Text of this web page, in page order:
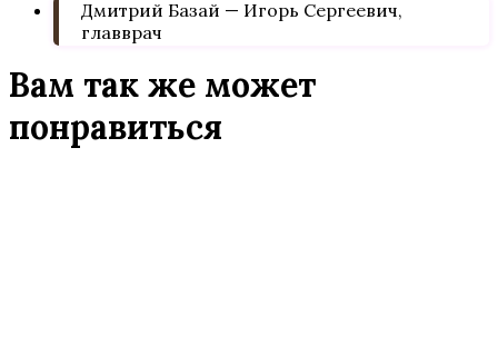
Дмитрий Базай — Игорь Сергеевич,
главврач
Вам так же может
понравиться